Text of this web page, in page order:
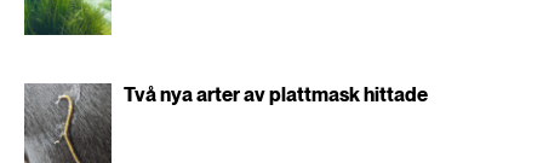
Två nya arter av plattmask hittade